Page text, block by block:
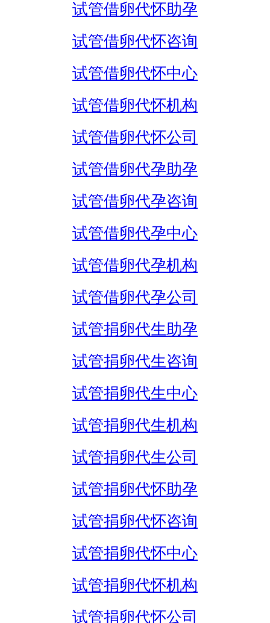
试管借卵代怀助孕
试管借卵代怀咨询
试管借卵代怀中心
试管借卵代怀机构
试管借卵代怀公司
试管借卵代孕助孕
试管借卵代孕咨询
试管借卵代孕中心
试管借卵代孕机构
试管借卵代孕公司
试管捐卵代生助孕
试管捐卵代生咨询
试管捐卵代生中心
试管捐卵代生机构
试管捐卵代生公司
试管捐卵代怀助孕
试管捐卵代怀咨询
试管捐卵代怀中心
试管捐卵代怀机构
试管捐卵代怀公司